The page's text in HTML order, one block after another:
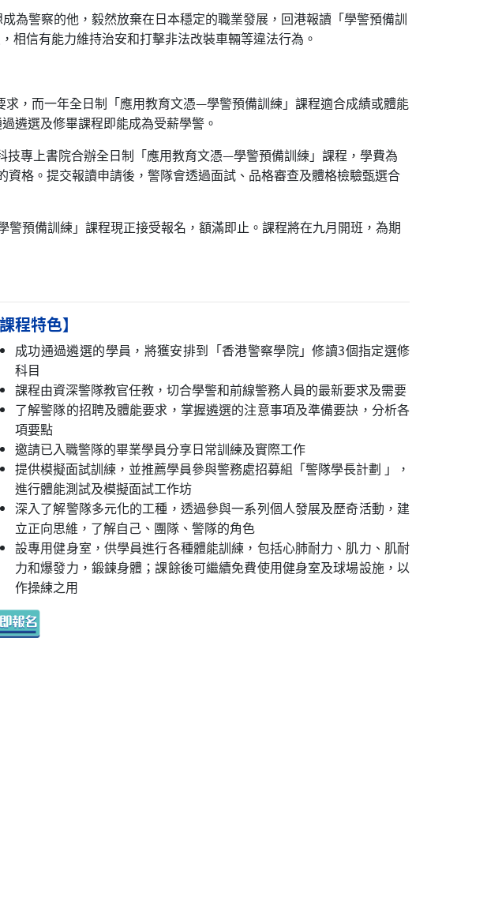
為警察的他，毅然放棄在日本穩定的職業發展，回港報讀「學警預備訓
相信有能力維持治安和打擊非法改裝車輛等違法行為。
，而一年全日制「應用教育文憑—學警預備訓練」課程適合成績或體能
遴選及修畢課程即能成為受薪學警。
專上書院合辦全日制「應用教育文憑—學警預備訓練」課程，學費為
格。提交報讀申請後，警隊會透過面試、品格審查及體格檢驗甄選合
預備訓練」課程現正接受報名，額滿即止。課程將在九月開班，為期
課程特色】
成功通過遴選的學員，將獲安排到「香港警察學院」修讀3個指定選修
科目
課程由資深警隊教官任教，切合學警和前線警務人員的最新要求及需要
了解警隊的招聘及體能要求，掌握遴選的注意事項及準備要訣，分析各
項要點
邀請已入職警隊的畢業學員分享日常訓練及實際工作
提供模擬面試訓練，並推薦學員參與警務處招募組「警隊學長計劃 」，
進行體能測試及模擬面試工作坊
深入了解警隊多元化的工種，透過參與一系列個人發展及歷奇活動，建
立正向思維，了解自己、團隊、警隊的角色
設專用健身室，供學員進行各種體能訓練，包括心肺耐力、肌力、肌耐
力和爆發力，鍛鍊身體；課餘後可繼續免費使用健身室及球場設施，以
作操練之用